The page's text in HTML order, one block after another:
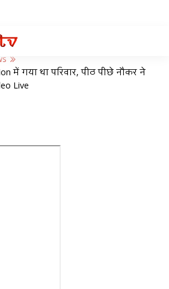
में गया था परिवार, पीठ पीछे नौकर ने
Live